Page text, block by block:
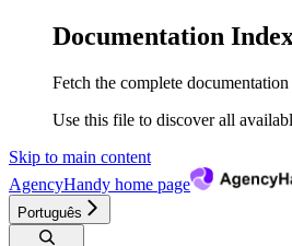
Documentation
Fetch the complete
Use this file to discover all
Skip to main content
AgencyHandy home page
Português